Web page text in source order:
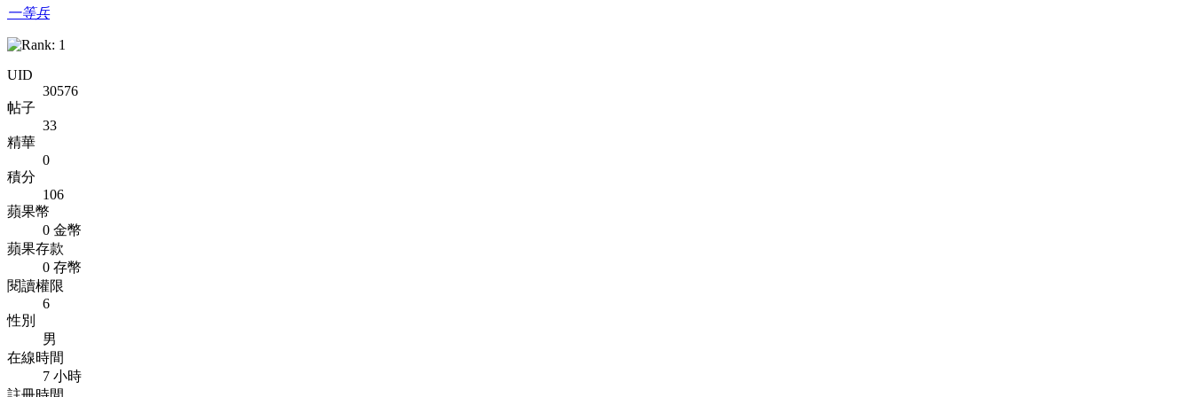
一等兵
UID
30576
帖子
33
精華
0
積分
106
蘋果幣
0 金幣
蘋果存款
0 存幣
閱讀權限
6
性別
男
在線時間
7 小時